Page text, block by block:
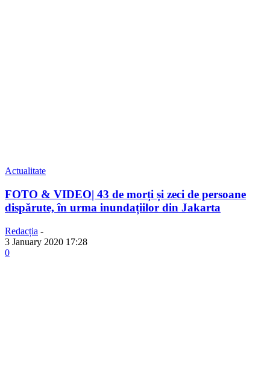
Actualitate
FOTO & VIDEO| 43 de morți și zeci de persoane
dispărute, în urma inundațiilor din Jakarta
Redacția -
3 January 2020 17:28
0